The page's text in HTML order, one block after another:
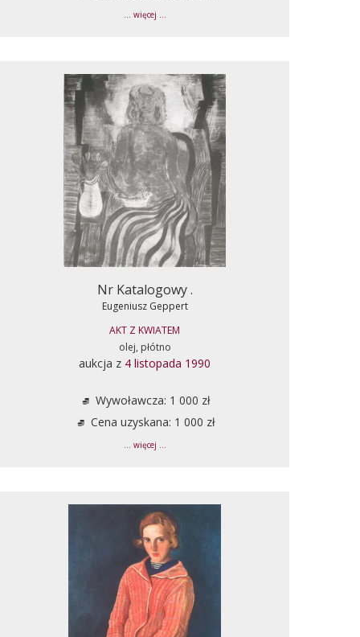
... więcej ...
Nr Katalogowy .
Eugeniusz Geppert
AKT Z KWIATEM
olej, płótno
aukcja z 4 listopada 1990
Wywoławcza: 1 000 zł
Cena uzyskana: 1 000 zł
... więcej ...